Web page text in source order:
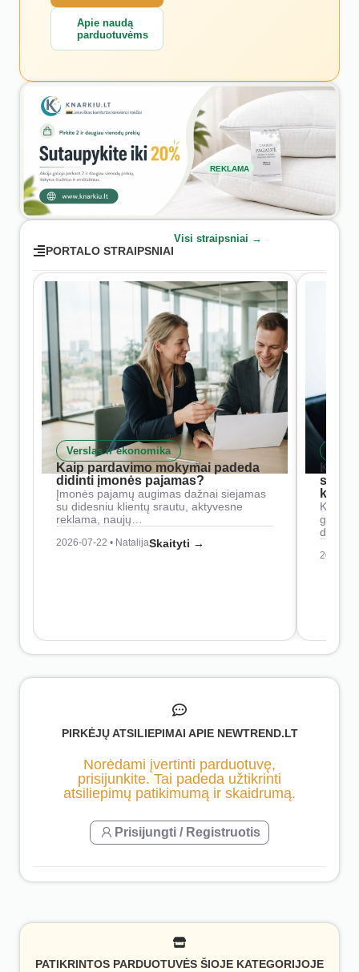
Apie naudą
parduotuvėms
REKLAMA
PORTALO STRAIPSNIAI
Visi straipsniai →
Verslas ir ekonomika
Kaip pardavimo mokymai padeda
didinti įmonės pajamas?
Įmonės pajamų augimas dažnai siejamas
su didesniu klientų srautu, aktyvesne
reklama, naujų…
2026-07-22 • NatalijaSkaityti →
Kaip
2026-
PIRKĖJŲ ATSILIEPIMAI APIE NEWTREND.LT
Norėdami įvertinti parduotuvę,
prisijunkite. Tai padeda užtikrinti
atsiliepimų patikimumą ir skaidrumą.
Prisijungti / Registruotis
PATIKRINTOS PARDUOTUVĖS ŠIOJE KATEGORIJOJE